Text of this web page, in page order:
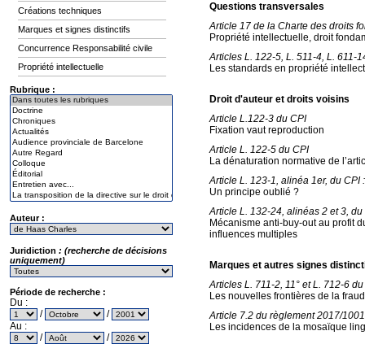
Créations techniques
Marques et signes distinctifs
Concurrence Responsabilité civile
Propriété intellectuelle
Rubrique :
Auteur :
Juridiction : (recherche de décisions
uniquement)
Période de recherche :
Du :
/
/
Au :
/
/
Questions transversales
Article 17 de la Charte des droits
Propriété intellectuelle, droit
Articles L. 122-5, L. 511-4, L. 611-
Les standards en propriété
Droit d'auteur et droits voisins
Article L.122-3 du CPI
Fixation vaut reproduction
Article L. 122-5 du CPI
La dénaturation normative de
Article L. 123-1, alinéa 1er, du CPI :
Un principe oublié ?
Article L. 132-24, alinéas 2 et 3, du
Mécanisme anti-buy-out au profit
influences multiples
Marques et autres signes
Articles L. 711-2, 11° et L. 712-6
Les nouvelles frontières de la
Article 7.2 du règlement 2017/
Les incidences de la mosaïque